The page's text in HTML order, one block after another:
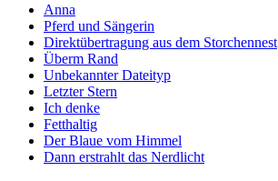
Anna
Pferd und Sängerin
Direktübertragung aus dem Storchennest
Überm Rand
Unbekannter Dateityp
Letzter Stern
Ich denke
Fetthaltig
Der Blaue vom Himmel
Dann erstrahlt das Nerdlicht